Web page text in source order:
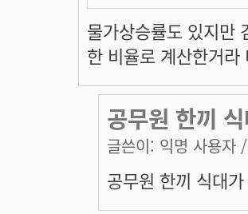
물가상승률도 있지만
한 비율로 계산한거
공무원 한끼
글쓴이: 익명 사용자
공무원 한끼 식대